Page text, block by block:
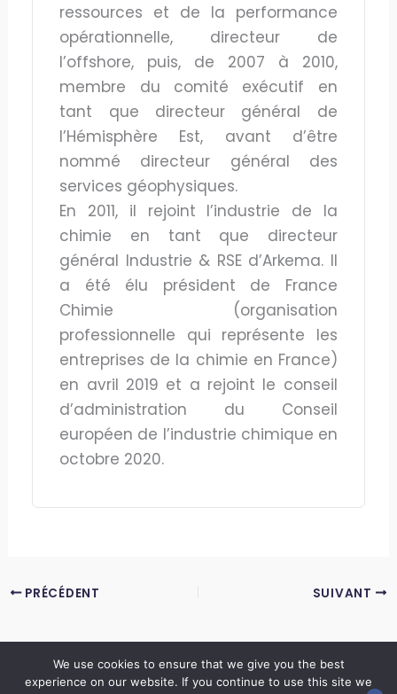
ressources et de la performance
opérationnelle, directeur de
l’offshore, puis, de 2007 à 2010,
membre du comité exécutif en
tant que directeur général de
l’Hémisphère Est, avant d’être
nommé directeur général des
services géophysiques.
En 2011, il rejoint l’industrie de la
chimie en tant que directeur
général Industrie & RSE d’Arkema. Il
a été élu président de France
Chimie (organisation
professionnelle qui représente les
entreprises de la chimie en France)
en avril 2019 et a rejoint le conseil
d’administration du Conseil
européen de l’industrie chimique en
octobre 2020.
PRÉCÉDENT SUIVANT
We use cookies to ensure that we give you the best
experience on our website. If you continue to use this site we